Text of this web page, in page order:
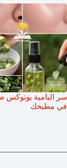
سر البامية بوتوكس
في مطبخك